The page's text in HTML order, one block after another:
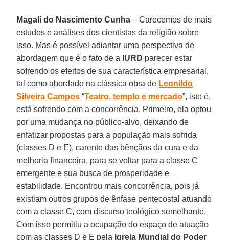
Magali do Nascimento Cunha – Carecemos de mais
estudos e análises dos cientistas da religião sobre
isso. Mas é possível adiantar uma perspectiva de
abordagem que é o fato de a IURD parecer estar
sofrendo os efeitos de sua característica empresarial,
tal como abordado na clássica obra de Leonildo
Silveira Campos “Teatro, templo e mercado”, isto é,
está sofrendo com a concorrência. Primeiro, ela optou
por uma mudança no público-alvo, deixando de
enfatizar propostas para a população mais sofrida
(classes D e E), carente das bênçãos da cura e da
melhoria financeira, para se voltar para a classe C
emergente e sua busca de prosperidade e
estabilidade. Encontrou mais concorrência, pois já
existiam outros grupos de ênfase pentecostal atuando
com a classe C, com discurso teológico semelhante.
Com isso permitiu a ocupação do espaço de atuação
com as classes D e E pela Igreja Mundial do Poder